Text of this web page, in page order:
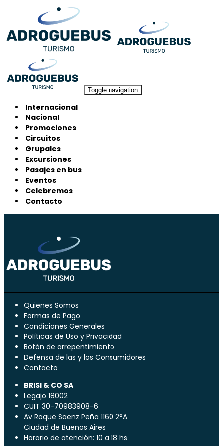
Toggle navigation
Internacional
Nacional
Promociones
Circuitos
Grupales
Excursiones
Pasajes en bus
Eventos
Celebremos
Contacto
Quienes Somos
Formas de Pago
Condiciones Generales
Políticas de Uso y Privacidad
Botón de arrepentimiento
Defensa de las y los Consumidores
Contacto
BRISI & CO SA
Legajo 18002
CUIT 30-70983908-6
Av Roque Saenz Peña 1160 2°A
Ciudad de Buenos Aires
Horario de atención: 10 a 18 hs